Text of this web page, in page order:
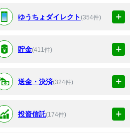
ゆうちょダイレクト(354件)
貯金(411件)
送金・決済(324件)
投資信託(174件)